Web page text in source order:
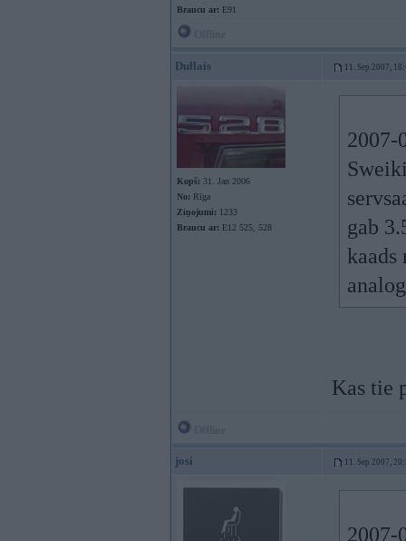
Braucu ar: E91
Dullais 11. Sep 2007,
Kopš: 31. Jan 2006
No: Rīga
Ziņojumi: 1233
Braucu ar: E12 525, 528
2007-
gab
Kas tie
josi 11. Sep 2007,
2007-